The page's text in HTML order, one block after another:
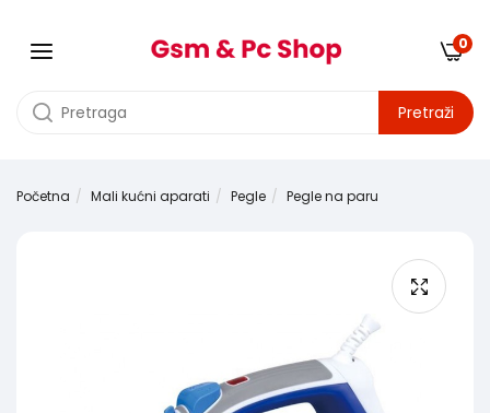
Pretraži
0
Početna Mali kućni aparati Pegle Pegle na paru